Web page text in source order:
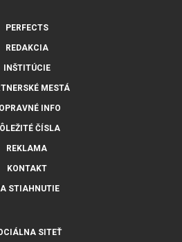
PERFECTS
REDAKCIA
INŠTITÚCIE
MESTÁ
INFO
ČÍSLA
REKLAMA
KONTAKT
STIAHNUTIE
SITEŤ